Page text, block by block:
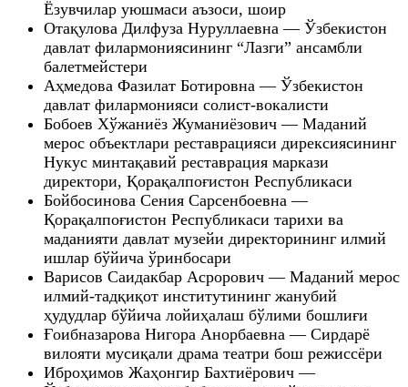
Ёзувчилар уюшмаси аъзоси, шоир
Отақулова Дилфуза Нуруллаевна — Ўзбекистон
давлат филармониясининг “Лазги” ансамбли
балетмейстери
Аҳмедова Фазилат Ботировна — Ўзбекистон
давлат филармонияси солист-вокалисти
Бобоев Хўжаниёз Жуманиёзович — Маданий
мерос объектлари реставрацияси дирексиясининг
Нукус минтақавий реставрация маркази
директори, Қорақалпоғистон Республикаси
Бойбосинова Сения Сарсенбоевна —
Қорақалпоғистон Республикаси тарихи ва
маданияти давлат музейи директорининг илмий
ишлар бўйича ўринбосари
Варисов Саидакбар Асрорович — Маданий мерос
илмий-тадқиқот институтининг жанубий
ҳудудлар бўйича лойиҳалаш бўлими бошлиғи
Ғоибназарова Нигора Анорбаевна — Сирдарё
вилояти мусиқали драма театри бош режиссёри
Иброҳимов Жаҳонгир Бахтиёрович —